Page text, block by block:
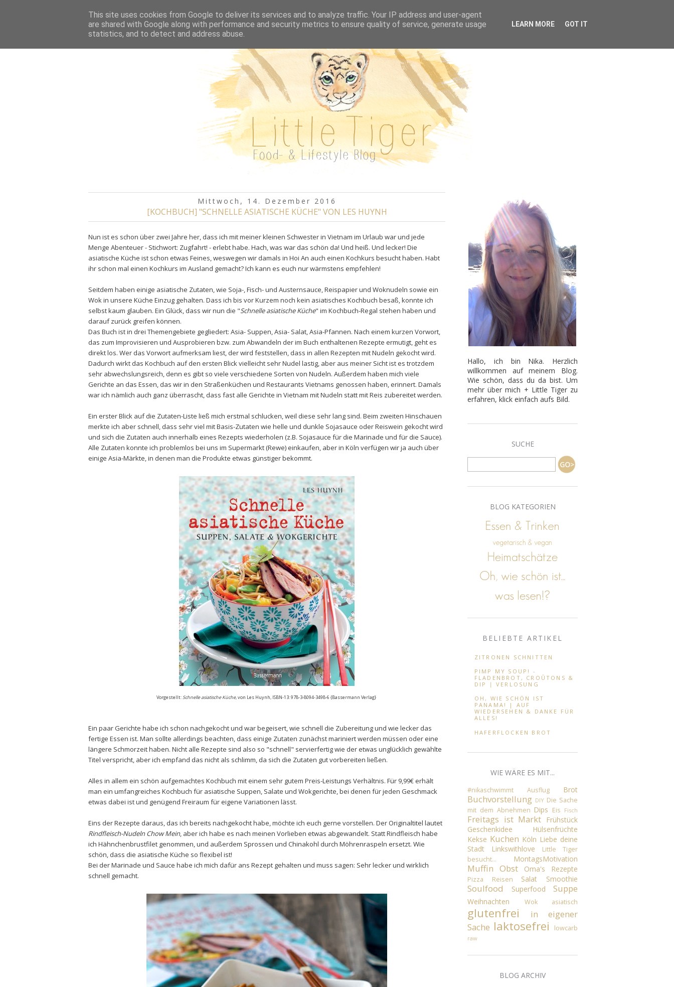
Mittwoch, 14. Dezember 2016
[KOCHBUCH] "SCHNELLE ASIATISCHE KÜCHE" VON LES HUYNH
Nun ist es schon über zwei Jahre her, dass ich mit meiner kleinen Schwester in Vietnam im Urlaub war und jede
Menge Abenteuer - Stichwort: Zugfahrt! - erlebt habe. Hach, was war das schön da! Und heiß. Und lecker! Die
asiatische Küche ist schon etwas Feines, weswegen wir damals in Hoi An auch einen Kochkurs besucht haben. Habt
ihr schon mal einen Kochkurs im Ausland gemacht? Ich kann es euch nur wärmstens empfehlen!
Seitdem haben einige asiatische Zutaten, wie Soja-, Fisch- und Austernsauce, Reispapier und Woknudeln sowie ein
Wok in unsere Küche Einzug gehalten. Dass ich bis vor Kurzem noch kein asiatisches Kochbuch besaß, konnte ich
selbst kaum glauben. Ein Glück, dass wir nun die "Schnelle asiatische Küche" im Kochbuch-Regal stehen haben und
darauf zurück greifen können.
Das Buch ist in drei Themengebiete gegliedert: Asia- Suppen, Asia- Salat, Asia-Pfannen. Nach einem kurzen Vorwort,
das zum Improvisieren und Ausprobieren bzw. zum Abwandeln der im Buch enthaltenen Rezepte ermutigt, geht es
direkt los. Wer das Vorwort aufmerksam liest, der wird feststellen, dass in allen Rezepten mit Nudeln gekocht wird.
Dadurch wirkt das Kochbuch auf den ersten Blick vielleicht sehr Nudel lastig, aber aus meiner Sicht ist es trotzdem
sehr abwechslungsreich, denn es gibt so viele verschiedene Sorten von Nudeln. Außerdem haben mich viele
Gerichte an das Essen, das wir in den Straßenküchen und Restaurants Vietnams genossen haben, erinnert. Damals
war ich nämlich auch ganz überrascht, dass fast alle Gerichte in Vietnam mit Nudeln statt mit Reis zubereitet werden.
Ein erster Blick auf die Zutaten-Liste ließ mich erstmal schlucken, weil diese sehr lang sind. Beim zweiten Hinschauen
merkte ich aber schnell, dass sehr viel mit Basis-Zutaten wie helle und dunkle Sojasauce oder Reiswein gekocht wird
und sich die Zutaten auch innerhalb eines Rezepts wiederholen (z.B. Sojasauce für die Marinade und für die Sauce).
Alle Zutaten konnte ich problemlos bei uns im Supermarkt (Rewe) einkaufen, aber in Köln verfügen wir ja auch über
einige Asia-Märkte, in denen man die Produkte etwas günstiger bekommt.
Vorgestellt:Schnelle asiatische Küche, von Les Huynh, ISBN-13:978-3-8094-3498-6 {Bassermann Verlag}
Ein paar Gerichte habe ich schon nachgekocht und war begeisert, wie schnell die Zubereitung und wie lecker das
fertige Essen ist. Man sollte allerdings beachten, dass einige Zutaten zunächst mariniert werden müssen oder eine
längere Schmorzeit haben. Nicht alle Rezepte sind also so "schnell" servierfertig wie der etwas unglücklich gewählte
Titel verspricht, aber ich empfand das nicht als schlimm, da sich die Zutaten gut vorbereiten ließen.
Alles in allem ein schön aufgemachtes Kochbuch mit einem sehr gutem Preis-Leistungs Verhältnis. Für 9,99€ erhält
man ein umfangreiches Kochbuch für asiatische Suppen, Salate und Wokgerichte, bei denen für jeden Geschmack
etwas dabei ist und genügend Freiraum für eigene Variationen lässt.
Eins der Rezepte daraus, das ich bereits nachgekocht habe, möchte ich euch gerne vorstellen. Der Originaltitel lautet
Rindfleisch-Nudeln Chow Mein, aber ich habe es nach meinen Vorlieben etwas abgewandelt. Statt Rindfleisch habe
ich Hähnchenbrustfilet genommen, und außerdem Sprossen und Chinakohl durch Möhrenraspeln ersetzt. Wie
schön, dass die asiatische Küche so flexibel ist!
Bei der Marinade und Sauce habe ich mich dafür ans Rezept gehalten und muss sagen: Sehr lecker und wirklich
schnell gemacht.
Hallo, ich bin Nika. Herzlich
willkommen auf meinem Blog.
Wie schön, dass du da bist. Um
mehr über mich + Little Tiger zu
erfahren, klick einfach aufs Bild.
SUCHE
BLOG KATEGORIEN
BELIEBTE ARTIKEL
ZITRONEN SCHNITTEN
PIMP MY SOUP! -
FLADENBROT, CROÛTONS &
DIP ∣ VERLOSUNG
OH, WIE SCHÖN IST
PANAMA! | AUF
WIEDERSEHEN & DANKE FÜR
ALLES!
HAFERFLOCKEN BROT
WIE WÄRE ES MIT...
#nikaschwimmt Ausflug Brot
Buchvorstellung DIY Die Sache
mit dem Abnehmen Dips Eis Fisch
Freitags ist Markt
Frühstück
Geschenkidee
Hülsenfrüchte
Kekse Kuchen Köln Liebe deine
Stadt
Linkswithlove
Little Tiger
besucht...
MontagsMotivation
Muffin Obst Oma's Rezepte
Pizza Reisen Salat Smoothie
Soulfood Superfood Suppe
Weihnachten Wok asiatisch
glutenfrei
in eigener
Sache laktosefrei lowcarb
raw
BLOG ARCHIV
This site uses cookies from Google to deliver its services and to analyze traffic. Your IP address and user-agent
are shared with Google along with performance and security metrics to ensure quality of service, generate usage
statistics, and to detect and address abuse.
LEARN MORE GOT IT